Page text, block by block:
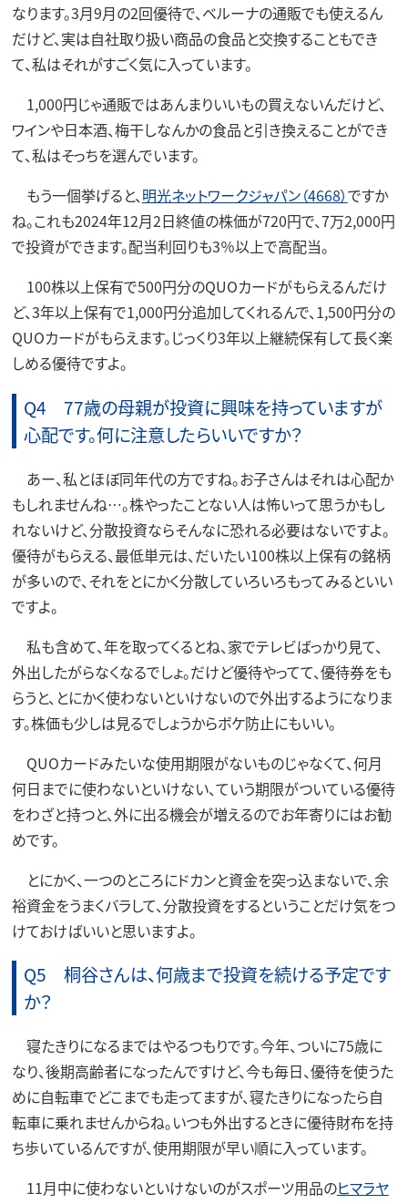
なります。3月9月の2回優待で、ベルーナの通販でも使えるん
だけど、実は自社取り扱い商品の食品と交換することもでき
て、私はそれがすごく気に入っています。
1,000円じゃ通販ではあんまりいいもの買えないんだけど、
ワインや日本酒、梅干しなんかの食品と引き換えることができ
て、私はそっちを選んでいます。
もう一個挙げると、明光ネットワークジャパン（4668）ですか
ね。これも2024年12月2日終値の株価が720円で、7万2,000円
で投資ができます。配当利回りも3％以上で高配当。
100株以上保有で500円分のQUOカードがもらえるんだけ
ど、3年以上保有で1,000円分追加してくれるんで、1,500円分の
QUOカードがもらえます。じっくり3年以上継続保有して長く楽
しめる優待ですよ。
Q4 77歳の母親が投資に興味を持っていますが
心配です。何に注意したらいいですか？
あー、私とほぼ同年代の方ですね。お子さんはそれは心配か
もしれませんね…。株やったことない人は怖いって思うかもし
れないけど、分散投資ならそんなに恐れる必要はないですよ。
優待がもらえる、最低単元は、だいたい100株以上保有の銘柄
が多いので、それをとにかく分散していろいろもってみるといい
ですよ。
私も含めて、年を取ってくるとね、家でテレビばっかり見て、
外出したがらなくなるでしょ。だけど優待やってて、優待券をも
らうと、とにかく使わないといけないので外出するようになりま
す。株価も少しは見るでしょうからボケ防止にもいい。
QUOカードみたいな使用期限がないものじゃなくて、何月
何日までに使わないといけない、ていう期限がついている優待
をわざと持つと、外に出る機会が増えるのでお年寄りにはお勧
めです。
とにかく、一つのところにドカンと資金を突っ込まないで、余
裕資金をうまくバラして、分散投資をするということだけ気をつ
けておけばいいと思いますよ。
Q5 桐谷さんは、何歳まで投資を続ける予定です
か？
寝たきりになるまではやるつもりです。今年、ついに75歳に
なり、後期高齢者になったんですけど、今も毎日、優待を使うた
めに自転車でどこまでも走ってますが、寝たきりになったら自
転車に乗れませんからね。いつも外出するときに優待財布を持
ち歩いているんですが、使用期限が早い順に入っています。
11月中に使わないといけないのがスポーツ用品のヒマラヤ